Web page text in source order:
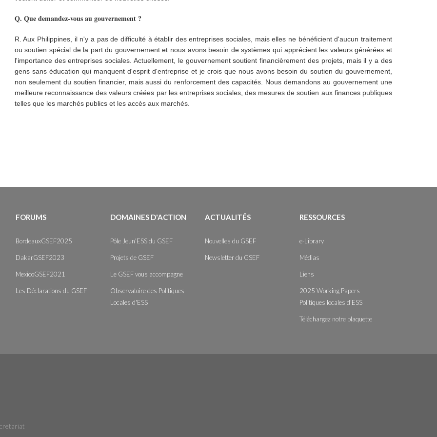
Q. Que demandez-vous au gouvernement ?
R. Aux Philippines, il n'y a pas de difficulté à établir des entreprises sociales, mais elles ne bénéficient d'aucun traitement
ou soutien spécial de la part du gouvernement et nous avons besoin de systèmes qui apprécient les valeurs générées et
l'importance des entreprises sociales. Actuellement, le gouvernement soutient financièrement des projets, mais il y a des
gens sans éducation qui manquent d'esprit d'entreprise et je crois que nous avons besoin du soutien du gouvernement,
non seulement du soutien financier, mais aussi du renforcement des capacités. Nous demandons au gouvernement une
meilleure reconnaissance des valeurs créées par les entreprises sociales, des mesures de soutien aux finances publiques
telles que les marchés publics et les accès aux marchés.
FORUMS
BordeauxGSEF2025
DakarGSEF2023
MexicoGSEF2021
Les Déclarations du GSEF
DOMAINES D'ACTION
Pôle Jeun'ESS du GSEF
Projets de GSEF
Le GSEF vous accompagne
Observatoire des Politiques
Locales d'ESS
ACTUALITÉS
Nouvelles du GSEF
Newsletter du GSEF
RESSOURCES
e-Library
Médias
Liens
2025 Working Papers
Politiques locales d'ESS
Téléchargez notre plaquette